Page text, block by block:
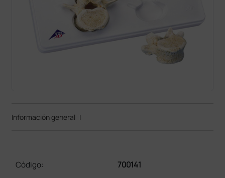
Información general |
Código:
700141